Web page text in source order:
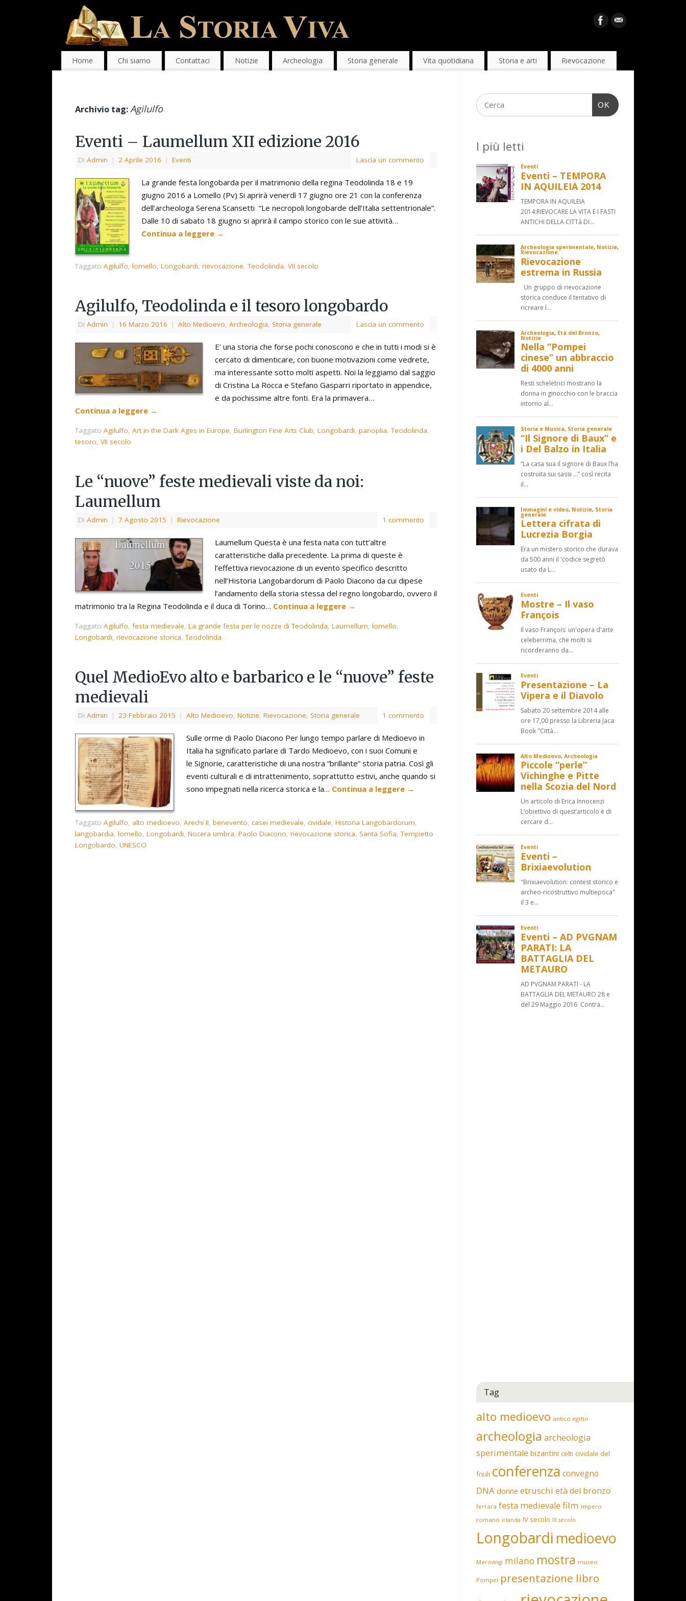
Home Chi siamo Contattaci Notizie Archeologia Storia generale Vita quotidiana Storia e arti Rievocazione
Archivio tag:Agilulfo
Eventi – Laumellum XII edizione 2016
Di Admin | 2 Aprile 2016 | Eventi Lascia un commento
La grande festa longobarda per il matrimonio della regina Teodolinda 18 e 19
giugno 2016 a Lomello (Pv) Si aprirà venerdì 17 giugno ore 21 con la conferenza
dell’archeologa Serena Scansetti “Le necropoli longobarde dell’Italia settentrionale”.
Dalle 10 di sabato 18 giugno si aprirà il campo storico con le sue attività…
Continua a leggere →
Taggato Agilulfo, lomello, Longobardi, rievocazione,Teodolinda, VII secolo
Agilulfo, Teodolinda e il tesoro longobardo
Di Admin | 16 Marzo 2016 | Alto Medioevo, Archeologia, Storia generale Lascia un commento
E’ una storia che forse pochi conoscono e che in tutti i modi si è
cercato di dimenticare, con buone motivazioni come vedrete,
ma interessante sotto molti aspetti. Noi la leggiamo dal saggio
di Cristina La Rocca e Stefano Gasparri riportato in appendice,
e da pochissime altre fonti. Era la primavera…
Continua a leggere →
Taggato Agilulfo, Art in the Dark Ages in Europe, Burlington Fine Arts Club, Longobardi, panoplia,Teodolinda,
tesoro, VII secolo
Le “nuove” feste medievali viste da noi:
Laumellum
Di Admin | 7 Agosto 2015 | Rievocazione 1 commento
Laumellum Questa è una festa nata con tutt’altre
caratteristiche dalla precedente. La prima di queste è
l’effettiva rievocazione di un evento specifico descritto
nell’Historia Langobardorum di Paolo Diacono da cui dipese
l’andamento della storia stessa del regno longobardo, ovvero il
matrimonio tra la Regina Teodolinda e il duca di Torino… Continua a leggere →
Taggato Agilulfo, festa medievale, La grande festa per le nozze di Teodolinda, Laumellum, lomello,
Longobardi, rievocazione storica,Teodolinda
Quel MedioEvo alto e barbarico e le “nuove” feste
medievali
Di Admin | 23 Febbraio 2015 | Alto Medioevo, Notizie, Rievocazione, Storia generale 1 commento
Sulle orme di Paolo Diacono Per lungo tempo parlare di Medioevo in
Italia ha significato parlare di Tardo Medioevo, con i suoi Comuni e
le Signorie, caratteristiche di una nostra “brillante” storia patria. Così gli
eventi culturali e di intrattenimento, soprattutto estivi, anche quando si
sono impegnati nella ricerca storica e la… Continua a leggere →
Taggato Agilulfo, alto medioevo, Arechi II, benevento, casei medievale, cividale, Historia Langobardorum,
langobardia, lomello, Longobardi, Nocera umbra, Paolo Diacono, rievocazione storica, Santa Sofia,Tempietto
Longobardo, UNESCO
OK
I più letti
Tag
alto medioevo antico egitto
archeologia archeologia
sperimentale bizantini celti cividale del
friuli conferenza convegno
DNA donne etruschi età del bronzo
ferrara festa medievale film impero
romano irlanda IV secolo IX secolo
Longobardi medioevo
Merovingi milano mostra museo
Pompei presentazione libro